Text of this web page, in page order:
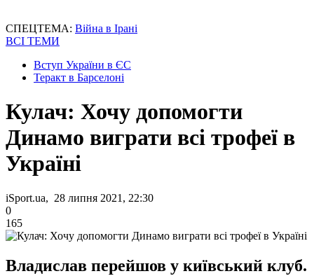
СПЕЦТЕМА: Війна в Ірані
ВСІ ТЕМИ
Вступ України в ЄС
Теракт в Барселоні
Кулач: Хочу допомогти
Динамо виграти всі трофеї в
Україні
iSport.ua, 28 липня 2021, 22:30
0
165
Владислав перейшов у київський клуб.